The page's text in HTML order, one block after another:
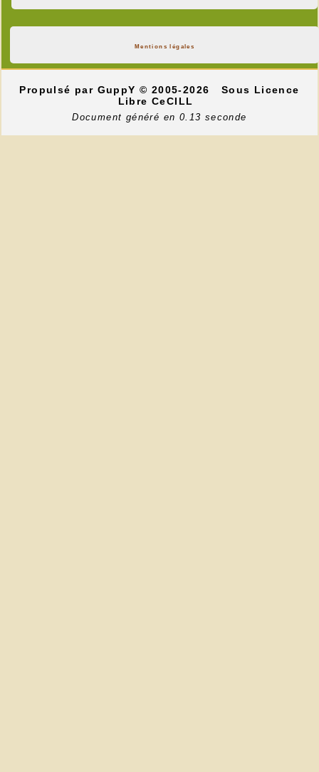
Mentions légales
Propulsé par GuppY© 2005-2026
Sous Licence
Libre CeCILL
Document généré en 0.13 seconde